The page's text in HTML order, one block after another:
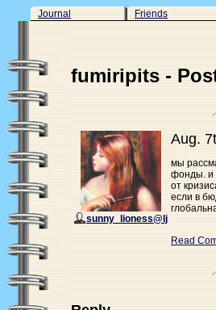
Journal Friends
fumiripits -
sunny_lioness@lj
Aug.
мы
фонды. и
от
если в
Read